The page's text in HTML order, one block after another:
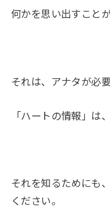
何かを思い出すこと
それは、アナタが必
「ハートの情報」は
それを知るためにも
ください。